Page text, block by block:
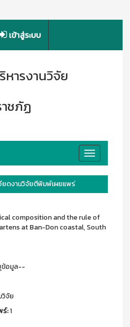
เข้าสู่ระบบ
หารงานวิจัย
ชภัฏ
Toggle
navigation
ยดงานวิจัยตีพิมพ์เผยแพร่
composition and the rule of
at Ban-Don coastal, South
ข้อมูล--
วิจัย
ร์:1